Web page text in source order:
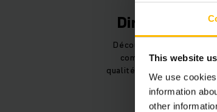
This website
We use
information
other
Direction
Découvrez notre
complète :
qualité, achats
juridiques.